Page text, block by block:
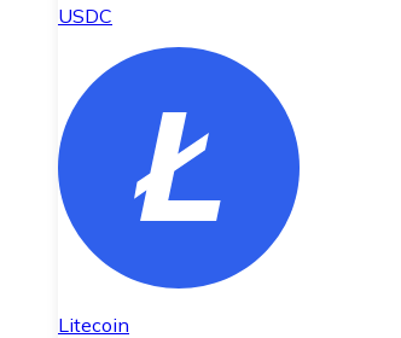
USDC
Litecoin